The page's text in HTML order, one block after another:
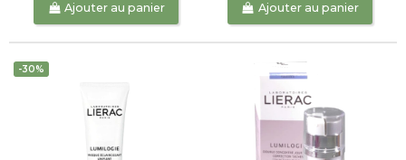
Ajouter au panier Ajouter au panier
-30%